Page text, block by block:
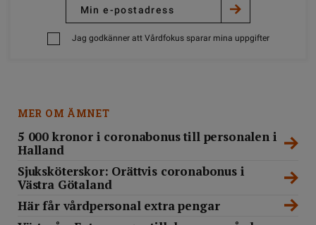
Jag godkänner att Vårdfokus sparar mina uppgifter
MER OM ÄMNET
5 000 kronor i coronabonus till personalen i
Halland
Sjuksköterskor: Orättvis coronabonus i
Västra Götaland
Här får vårdpersonal extra pengar